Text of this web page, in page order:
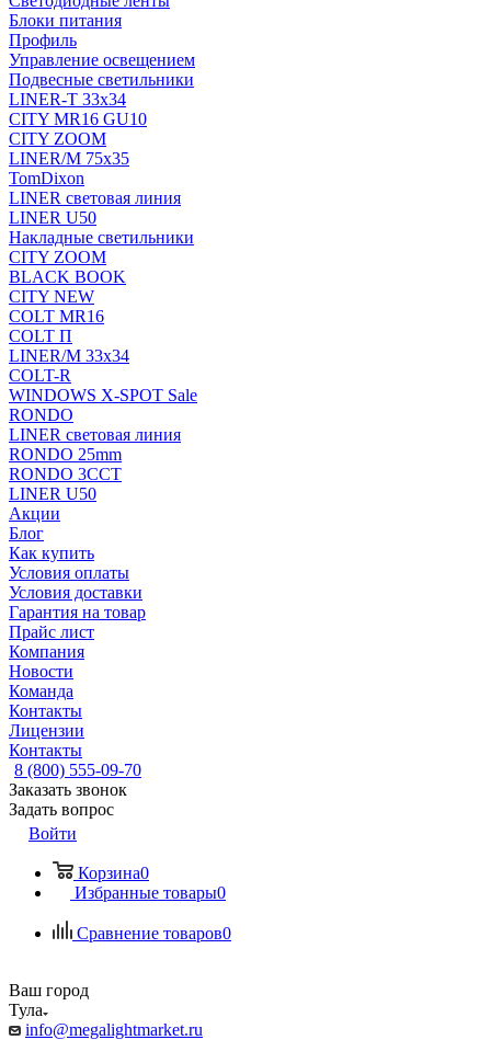
Блоки питания
Профиль
Управление освещением
Подвесные светильники
LINER-T 33x34
CITY MR16 GU10
CITY ZOOM
LINER/M 75х35
TomDixon
LINER световая линия
LINER U50
Накладные светильники
CITY ZOOM
BLACK BOOK
CITY NEW
COLT MR16
COLT П
LINER/М 33х34
COLT-R
WINDOWS X-SPOT Sale
RONDO
LINER световая линия
RONDO 25mm
RONDO 3CCT
LINER U50
Акции
Блог
Как купить
Условия оплаты
Условия доставки
Гарантия на товар
Прайс лист
Компания
Новости
Команда
Контакты
Лицензии
Контакты
8 (800) 555-09-70
Заказать звонок
Задать вопрос
Войти
Корзина0
Избранные товары0
Сравнение товаров0
Ваш город
Тула
info@megalightmarket.ru